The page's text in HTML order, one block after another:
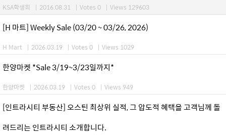
KSA학생회 | 2016.08.31 | Votes 0 | Views 129603
[H 마트] Weekly Sale (03/20 ~ 03/26, 2026)
H Mart | 2026.03.19 | Votes 0 | Views 1029
한양마켓 *Sale 3/19~3/23일까지*
한양마켓 | 2026.03.19 | Votes 0 | Views 949
[인트라시티 부동산] 오스틴 최상위 실적, 그 압도적 혜택을 고객님께 돌
려드리는 인트라시티 소개합니다.